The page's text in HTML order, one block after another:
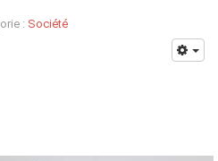
: Société